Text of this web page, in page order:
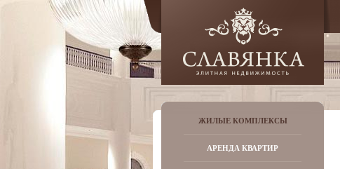
ЖИЛЫЕ КОМПЛЕКСЫ
АРЕНДА КВАРТИР